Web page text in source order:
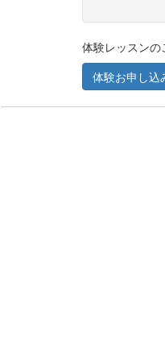
体験レッスンの
体験お申し込